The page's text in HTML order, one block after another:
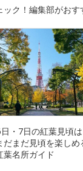
ク！編集部がおす
・7日の紅葉見頃は
だまだ見頃を楽しめ
葉名所ガイド